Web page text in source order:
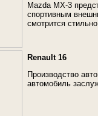
Mazda MX-3
спортивным
смотрится
Renault 16
Производство
автомобиль